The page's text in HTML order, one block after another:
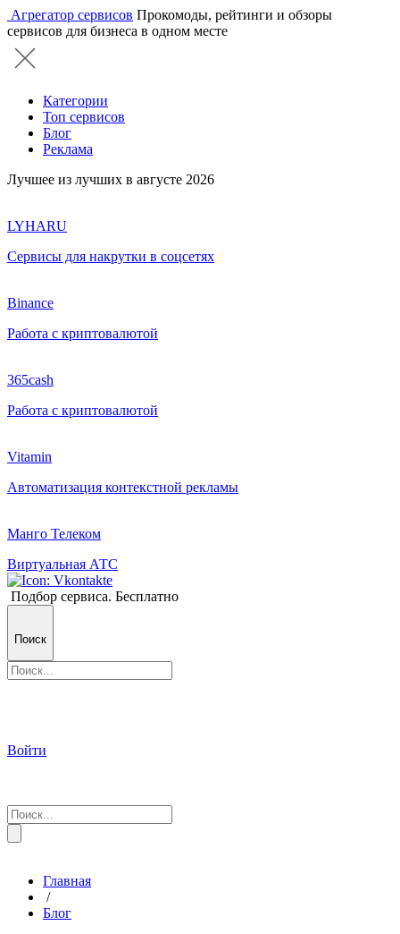
Агрегатор сервисов Прокомоды, рейтинги и обзоры
сервисов для бизнеса в одном месте
Категории
Топ сервисов
Блог
Реклама
Лучшее из лучших в августе 2026
LYHARU
Сервисы для накрутки в соцсетях
Binance
Работа с криптовалютой
365cash
Работа с криптовалютой
Vitamin
Автоматизация контекстной рекламы
Манго Телеком
Виртуальная АТС
Подбор сервиса. Бесплатно
Поиск
Войти
Главная
/
Блог